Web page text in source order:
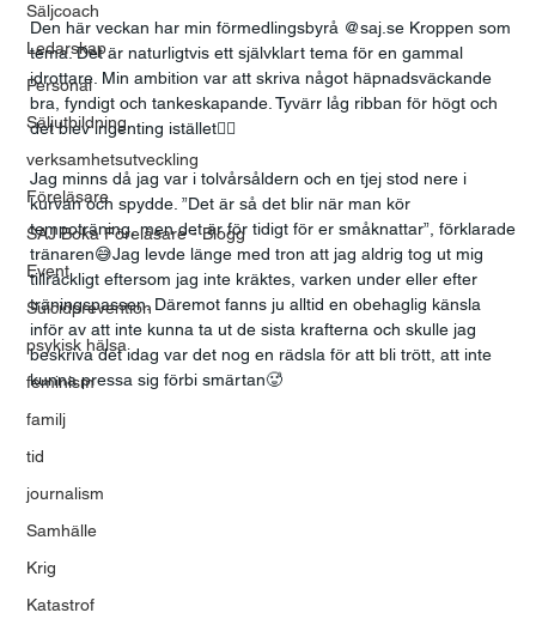
Säljcoach
Ledarskap
Personal
Säljutbildning
verksamhetsutveckling
Föreläsare
SAJ Boka Föreläsare - Blogg
Event
Suicidprevention
psykisk hälsa
feminism
familj
tid
journalism
Samhälle
Krig
Katastrof
Den här veckan har min förmedlingsbyrå @saj.se Kroppen som
tema. Det är naturligtvis ett självklart tema för en gammal
idrottare. Min ambition var att skriva något häpnadsväckande
bra, fyndigt och tankeskapande. Tyvärr låg ribban för högt och
det blev ingenting istället😮‍💨
Jag minns då jag var i tolvårsåldern och en tjej stod nere i
kurvan och spydde. ”Det är så det blir när man kör
tempoträning, men det är för tidigt för er småknattar”, förklarade
tränaren😅Jag levde länge med tron att jag aldrig tog ut mig
tillräckligt eftersom jag inte kräktes, varken under eller efter
träningspassen. Däremot fanns ju alltid en obehaglig känsla
inför av att inte kunna ta ut de sista krafterna och skulle jag
beskriva det idag var det nog en rädsla för att bli trött, att inte
kunna pressa sig förbi smärtan🥵